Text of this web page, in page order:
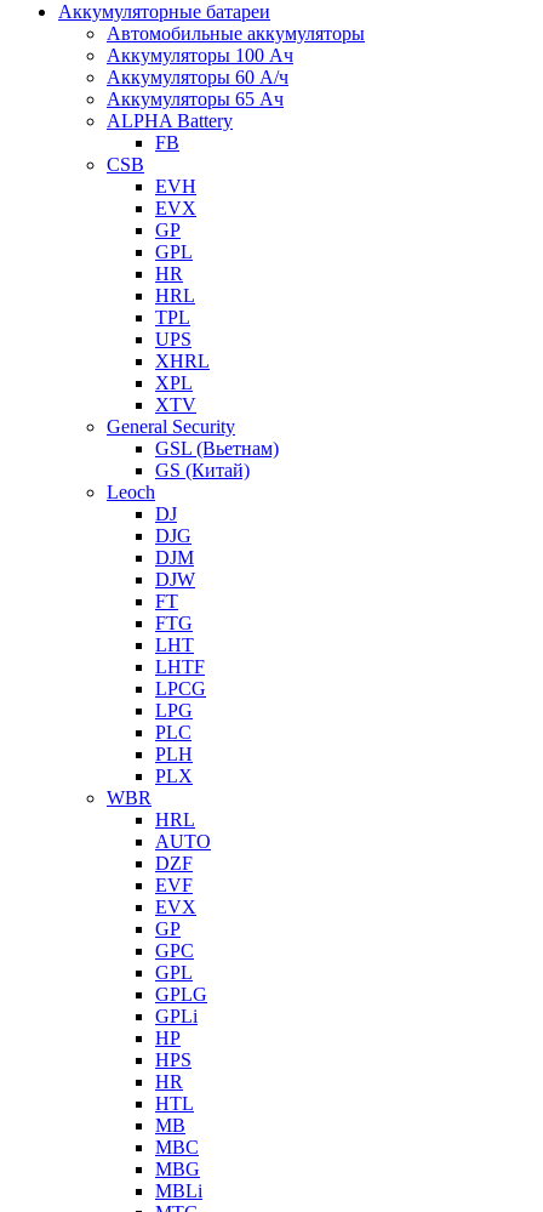
Аккумуляторные батареи
Автомобильные аккумуляторы
Аккумуляторы 100 Ач
Аккумуляторы 60 А/ч
Аккумуляторы 65 Ач
ALPHA Battery
FB
CSB
EVH
EVX
GP
GPL
HR
HRL
TPL
UPS
XHRL
XPL
XTV
General Security
GSL (Вьетнам)
GS (Китай)
Leoch
DJ
DJG
DJM
DJW
FT
FTG
LHT
LHTF
LPCG
LPG
PLC
PLH
PLX
WBR
HRL
AUTO
DZF
EVF
EVX
GP
GPC
GPL
GPLG
GPLi
HP
HPS
HR
HTL
MB
MBC
MBG
MBLi